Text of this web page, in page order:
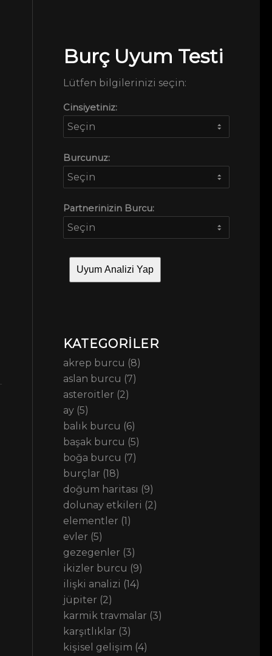
Burç Uyum Testi
Lütfen bilgilerinizi seçin:
Cinsiyetiniz:
Burcunuz:
Partnerinizin Burcu:
Uyum Analizi Yap
KATEGORILER
akrep burcu (8)
aslan burcu (7)
asteroitler (2)
ay(5)
balık burcu (6)
başak burcu (5)
boğa burcu (7)
burçlar (18)
doğum haritası (9)
dolunay etkileri (2)
elementler (1)
evler (5)
gezegenler (3)
ikizler burcu (9)
ilişki analizi (14)
jüpiter (2)
karmik travmalar (3)
karşıtlıklar (3)
kişisel gelişim (4)